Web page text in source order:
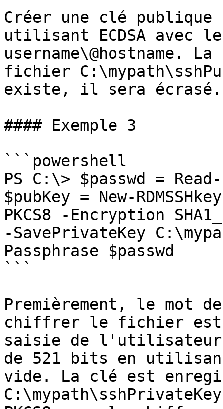
Créer une clé publique
utilisant ECDSA avec le
username\@hostname.
fichier
existe, il sera écrasé.
#### Exemple 3
```powershell
PS C:\> $passwd =
$pubKey = New-
PKCS8 -Encryption
-SavePrivateKey
Passphrase $passwd
```
Premièrement, le mot
chiffrer le fichier est
saisie de l'utilisateur.
de 521 bits en utilisant
vide. La clé est